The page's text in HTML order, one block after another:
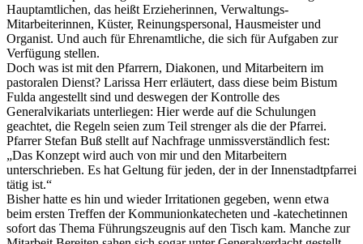
Hauptamtlichen, das heißt Erzieherinnen, Verwaltungs-
Mitarbeiterinnen, Küster, Reinungspersonal, Hausmeister und
Organist. Und auch für Ehrenamtliche, die sich für Aufgaben zur
Verfügung stellen.
Doch was ist mit den Pfarrern, Diakonen, und Mitarbeitern im
pastoralen Dienst? Larissa Herr erläutert, dass diese beim Bistum
Fulda angestellt sind und deswegen der Kontrolle des
Generalvikariats unterliegen: Hier werde auf die Schulungen
geachtet, die Regeln seien zum Teil strenger als die der Pfarrei.
Pfarrer Stefan Buß stellt auf Nachfrage unmissverständlich fest:
„Das Konzept wird auch von mir und den Mitarbeitern
unterschrieben. Es hat Geltung für jeden, der in der Innenstadtpfarrei
tätig ist.“
Bisher hatte es hin und wieder Irritationen gegeben, wenn etwa
beim ersten Treffen der Kommunionkatecheten und -katechetinnen
sofort das Thema Führungszeugnis auf den Tisch kam. Manche zur